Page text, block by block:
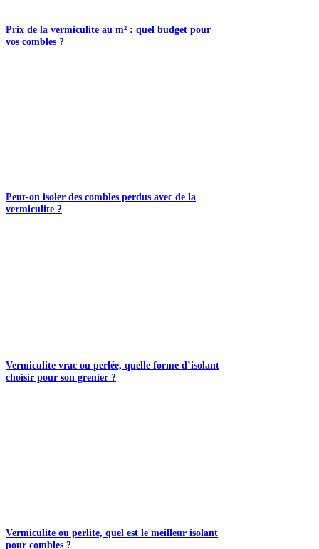
Prix de la vermiculite au m² : quel budget pour
vos combles ?
Peut-on isoler des combles perdus avec de la
vermiculite ?
Vermiculite vrac ou perlée, quelle forme d’isolant
choisir pour son grenier ?
Vermiculite ou perlite, quel est le meilleur isolant
pour combles ?